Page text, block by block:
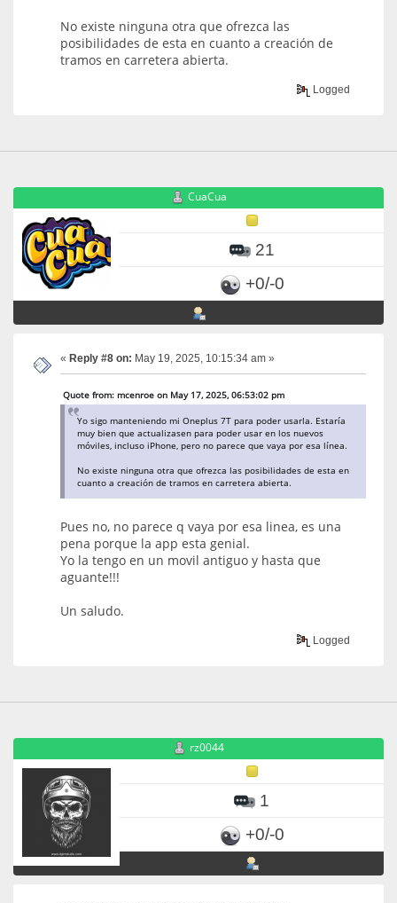
No existe ninguna otra que ofrezca las
posibilidades de esta en cuanto a creación de
tramos en carretera abierta.
Logged
CuaCua
21
+0/-0
« Reply #8 on: May 19, 2025, 10:15:34 am »
Quote from: mcenroe on May 17, 2025, 06:53:02 pm
Yo sigo manteniendo mi Oneplus 7T para poder usarla. Estaría
muy bien que actualizasen para poder usar en los nuevos
móviles, incluso iPhone, pero no parece que vaya por esa línea.
No existe ninguna otra que ofrezca las posibilidades de esta en
cuanto a creación de tramos en carretera abierta.
Pues no, no parece q vaya por esa linea, es una
pena porque la app esta genial.
Yo la tengo en un movil antiguo y hasta que
aguante!!!
Un saludo.
Logged
rz0044
1
+0/-0